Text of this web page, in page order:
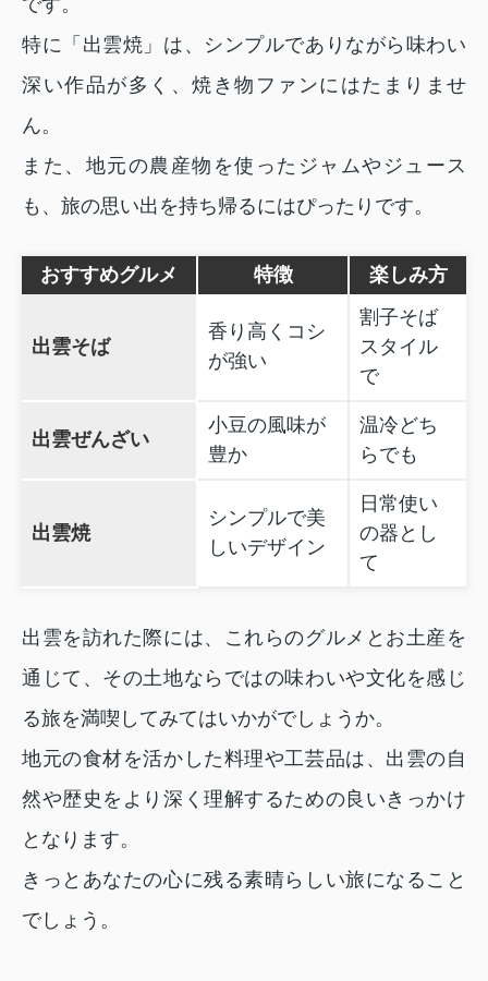
特に「出雲焼」は、シンプルでありながら味わい
深い作品が多く、焼き物ファンにはたまりませ
ん。
また、地元の農産物を使ったジャムやジュース
も、旅の思い出を持ち帰るにはぴったりです。
おすすめグルメ 特徴 楽しみ方
出雲そば
香り高くコシ
が強い
割子そば
スタイル
で
出雲ぜんざい
小豆の風味が
豊か
温冷どち
らでも
出雲焼
シンプルで美
しいデザイン
日常使い
の器とし
て
出雲を訪れた際には、これらのグルメとお土産を
通じて、その土地ならではの味わいや文化を感じ
る旅を満喫してみてはいかがでしょうか。
地元の食材を活かした料理や工芸品は、出雲の自
然や歴史をより深く理解するための良いきっかけ
となります。
きっとあなたの心に残る素晴らしい旅になること
でしょう。